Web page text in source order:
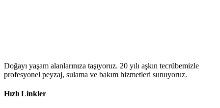
Doğayı yaşam alanlarınıza taşıyoruz. 20 yılı aşkın tecrübemizle
profesyonel peyzaj, sulama ve bakım hizmetleri sunuyoruz.
Hızlı Linkler